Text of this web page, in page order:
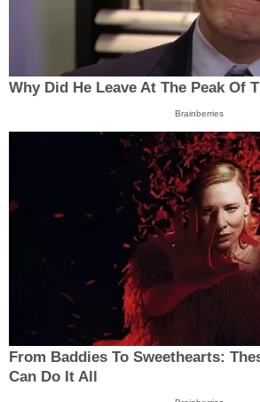
Why Did He Leave At The Peak Of
Brainberries
From Baddies To Sweethearts:
Can Do It All